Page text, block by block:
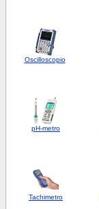
Oscilloscopio
pH-metro
Tachimetro